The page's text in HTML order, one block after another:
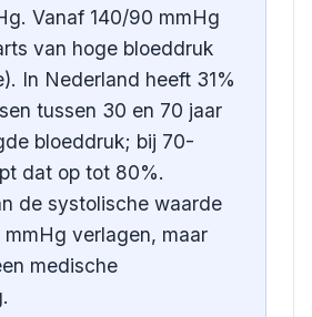
Vanaf 140/90 mmHg
van hoge bloeddruk
In Nederland heeft 31%
tussen 30 en 70 jaar
bloeddruk; bij 70-
dat op tot 80%.
de systolische waarde
mmHg verlagen, maar
medische